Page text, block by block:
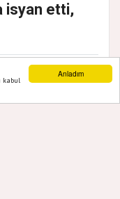
Anladım
kabul
isyan etti,